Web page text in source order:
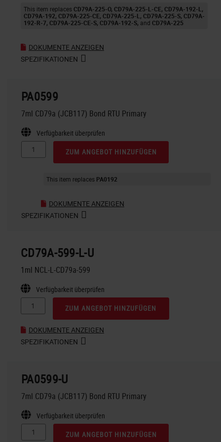
This item replacesCD79A-225-O CD79A-225-L-CE CD79A-192-L
CD79A-192 CD79A-225-CE CD79A-225-L CD79A-225-S CD79A-
192-R-7 CD79A-225-CE-S CD79A-192-S CD79A-225
DOKUMENTE ANZEIGEN
SPEZIFIKATIONEN
PA0599
7ml CD79a (JCB117) Bond RTU Primary
Verfügbarkeit überprüfen
ZUM ANGEBOT HINZUFÜGEN
This item replaces PA0192
DOKUMENTE ANZEIGEN
SPEZIFIKATIONEN
CD79A-599-L-U
1ml NCL-L-CD79a-599
Verfügbarkeit überprüfen
ZUM ANGEBOT HINZUFÜGEN
DOKUMENTE ANZEIGEN
SPEZIFIKATIONEN
PA0599-U
7ml CD79a (JCB117) Bond RTU Primary
Verfügbarkeit überprüfen
ZUM ANGEBOT HINZUFÜGEN